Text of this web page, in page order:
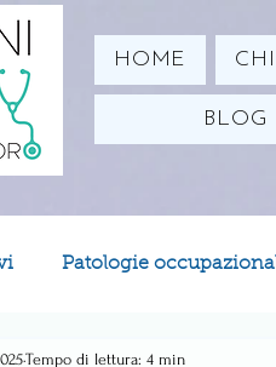
HOME
Patologie
Tempo di lettura: 4 min